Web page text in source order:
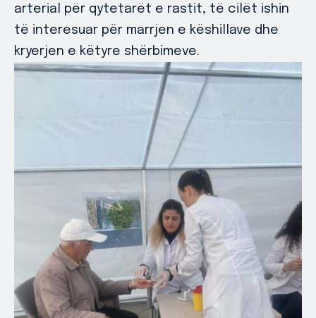
arterial për qytetarët e rastit, të cilët ishin
të interesuar për marrjen e këshillave dhe
kryerjen e këtyre shërbimeve.